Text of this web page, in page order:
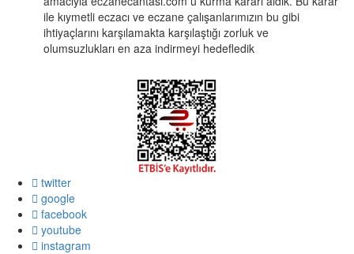
ile kıymetli eczacı ve eczane çalışanlarımızın bu gibi
ihtiyaçlarını karşılamakta karşılaştığı zorluk ve
olumsuzlukları en aza indirmeyi hedefledik
twitter
google
facebook
youtube
instagram